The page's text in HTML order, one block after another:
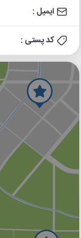
ایمیل :
کد پستی :